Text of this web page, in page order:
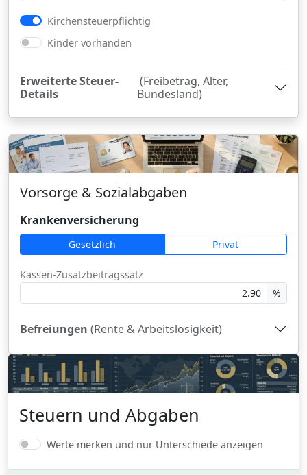
Kirchensteuerpflichtig
Kinder vorhanden
Erweiterte Steuer-
Details
(Freibetrag, Alter,
Bundesland)
Vorsorge & Sozialabgaben
Krankenversicherung
Gesetzlich Privat
Kassen-Zusatzbeitragssatz
%
Befreiungen (Rente & Arbeitslosigkeit)
Steuern und Abgaben
Werte merken und nur Unterschiede anzeigen